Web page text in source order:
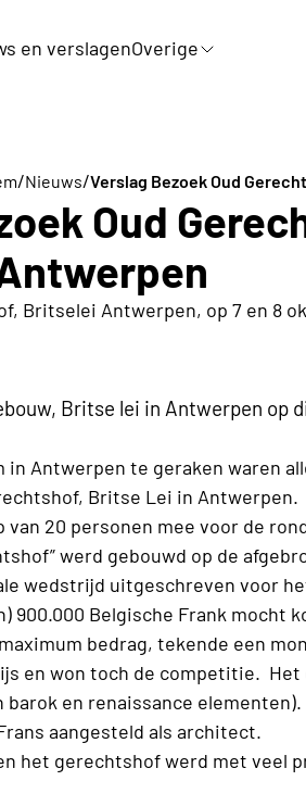
en verslagenOverige
/Nieuws/Verslag Bezoek Oud
Oud
Britselei Antwerpen, op 7 en 8
Britse lei in Antwerpen op
in Antwerpen te geraken waren
Britse Lei in Antwerpen.
van 20 personen mee voor de
werd gebouwd op de
wedstrijd uitgeschreven voor
900.000 Belgische Frank mocht
bedrag, tekende een
en won toch de competitie.
en renaissance
aangesteld als architect.
het gerechtshof werd met veel